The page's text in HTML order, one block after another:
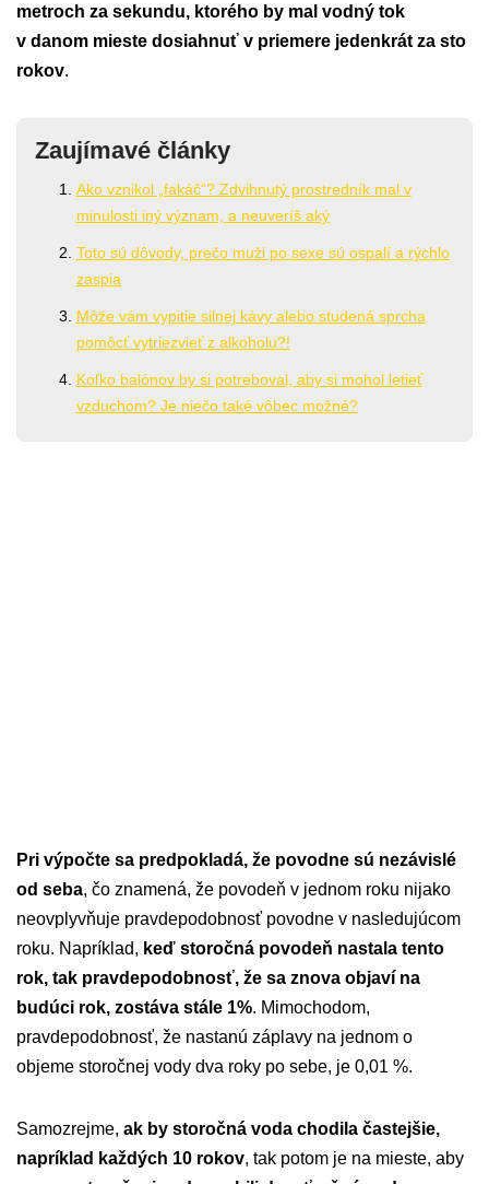
metroch za sekundu, ktorého by mal vodný tok
v danom mieste dosiahnuť v priemere jedenkrát za sto
rokov.
Zaujímavé články
Ako vznikol „fakáč“? Zdvihnutý prostredník mal v
minulosti iný význam, a neuveríš aký
Toto sú dôvody, prečo muži po sexe sú ospalí a rýchlo
zaspia
Môže vám vypitie silnej kávy alebo studená sprcha
pomôcť vytriezvieť z alkoholu?!
Koľko balónov by si potreboval, aby si mohol letieť
vzduchom? Je niečo také vôbec možné?
Pri výpočte sa predpokladá, že povodne sú nezávislé
od seba, čo znamená, že povodeň v jednom roku nijako
neovplyvňuje pravdepodobnosť povodne v nasledujúcom
roku. Napríklad, keď storočná povodeň nastala tento
rok, tak pravdepodobnosť, že sa znova objaví na
budúci rok, zostáva stále 1%. Mimochodom,
pravdepodobnosť, že nastanú záplavy na jednom o
objeme storočnej vody dva roky po sebe, je 0,01 %.
Samozrejme, ak by storočná voda chodila častejšie,
napríklad každých 10 rokov, tak potom je na mieste, aby